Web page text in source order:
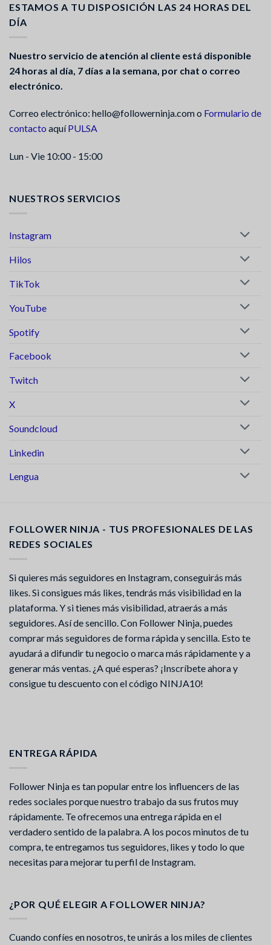
ESTAMOS A TU DISPOSICIÓN LAS 24 HORAS DEL
DÍA
Nuestro servicio de atención al cliente está disponible
24 horas al día, 7 días a la semana, por chat o correo
electrónico.
Correo electrónico: hello@followerninja.com o Formulario de
contacto aquíPULSA
Lun - Vie 10:00 - 15:00
NUESTROS SERVICIOS
Instagram
Hilos
TikTok
YouTube
Spotify
Facebook
Twitch
X
Soundcloud
Linkedin
Lengua
FOLLOWER NINJA - TUS PROFESIONALES DE LAS
REDES SOCIALES
Si quieres más seguidores en Instagram, conseguirás más
likes. Si consigues más likes, tendrás más visibilidad en la
plataforma. Y si tienes más visibilidad, atraerás a más
seguidores. Así de sencillo. Con Follower Ninja, puedes
comprar más seguidores de forma rápida y sencilla. Esto te
ayudará a difundir tu negocio o marca más rápidamente y a
generar más ventas. ¿A qué esperas? ¡Inscríbete ahora y
consigue tu descuento con el código NINJA10!
ENTREGA RÁPIDA
Follower Ninja es tan popular entre los influencers de las
redes sociales porque nuestro trabajo da sus frutos muy
rápidamente. Te ofrecemos una entrega rápida en el
verdadero sentido de la palabra. A los pocos minutos de tu
compra, te entregamos tus seguidores, likes y todo lo que
necesitas para mejorar tu perfil de Instagram.
¿POR QUÉ ELEGIR A FOLLOWER NINJA?
Cuando confíes en nosotros, te unirás a los miles de clientes